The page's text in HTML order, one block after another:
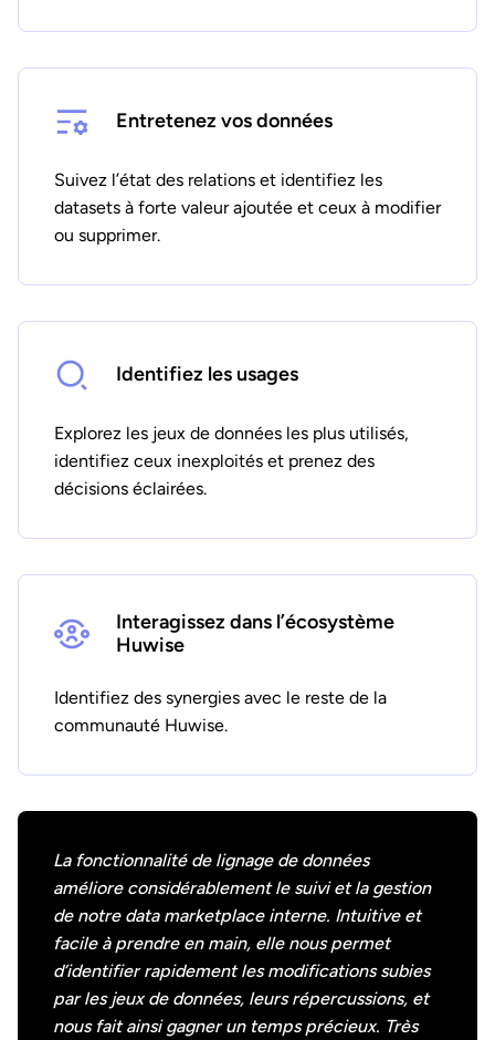
Entretenez vos données
Suivez l’état des relations et identifiez les
datasets à forte valeur ajoutée et ceux à modifier
ou supprimer.
Identifiez les usages
Explorez les jeux de données les plus utilisés,
identifiez ceux inexploités et prenez des
décisions éclairées.
Interagissez dans l’écosystème
Huwise
Identifiez des synergies avec le reste de la
communauté Huwise.
La fonctionnalité de lignage de données
améliore considérablement le suivi et la gestion
de notre data marketplace interne. Intuitive et
facile à prendre en main, elle nous permet
d’identifier rapidement les modifications subies
par les jeux de données, leurs répercussions, et
nous fait ainsi gagner un temps précieux. Très